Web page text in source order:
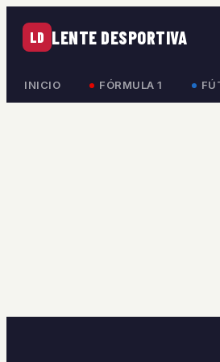
LD LENTE DESPORTIVA
INICIO FÓRMULA 1